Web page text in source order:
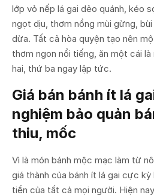
lớp vỏ nếp lá gai dẻo quánh, kéo
ngọt dịu, thơm nồng mùi gừng,
dừa. Tất cả hòa quyện tạo nên
thơm ngon nổi tiếng, ăn một cái
hai, thứ ba ngay lập tức.
Giá bán bánh ít lá
nghiệm bảo quản
thiu, mốc
Vì là món bánh mộc mạc làm từ
giá thành của bánh ít lá gai cực kỳ
tiền của tất cả mọi người. Hiện